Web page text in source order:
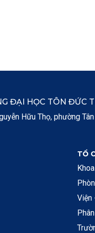
ĐẠI HỌC TÔN ĐỨC
Hữu Thọ, phường
TỔ
Viện